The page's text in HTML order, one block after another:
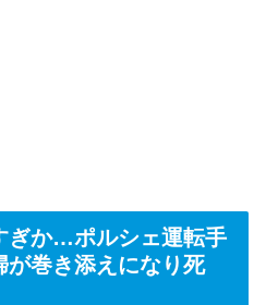
ぎか…ポルシェ運転手
が巻き添えになり死